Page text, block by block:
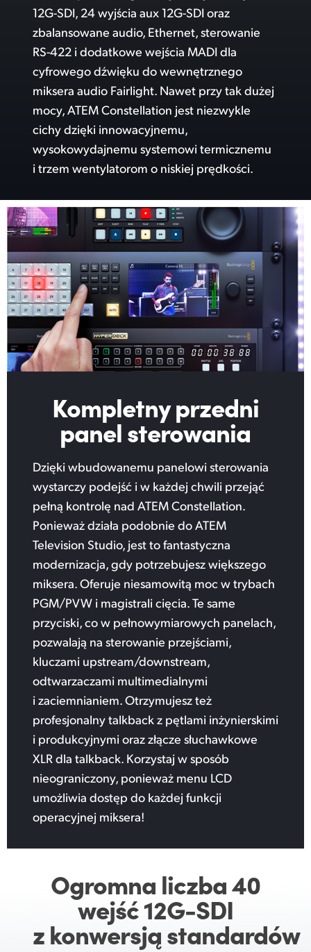
12G-SDI, 24 wyjścia aux 12G-SDI oraz
zbalansowane audio, Ethernet, sterowanie
RS-422 i dodatkowe wejścia MADI dla
cyfrowego dźwięku do wewnętrznego
miksera audio Fairlight. Nawet przy tak dużej
mocy, ATEM Constellation jest niezwykle
cichy dzięki innowacyjnemu,
wysokowydajnemu systemowi termicznemu
i trzem wentylatorom o niskiej prędkości.
Kompletnyprzedni
panel sterowania
Dzięki wbudowanemu panelowi sterowania
wystarczy podejść i w każdej chwili przejąć
pełną kontrolę nad ATEM Constellation.
Ponieważ działa podobnie do ATEM
Television Studio, jest to fantastyczna
modernizacja, gdy potrzebujesz większego
miksera. Oferuje niesamowitą moc w trybach
PGM/PVW i magistrali cięcia. Te same
przyciski, co w pełnowymiarowych panelach,
pozwalają na sterowanie przejściami,
kluczami upstream/downstream,
odtwarzaczami multimedialnymi
i zaciemnianiem. Otrzymujesz też
profesjonalny talkback z pętlami inżynierskimi
i produkcyjnymi oraz złącze słuchawkowe
XLR dla talkback. Korzystaj w sposób
nieograniczony, ponieważ menu LCD
umożliwia dostęp do każdej funkcji
operacyjnej miksera!
Ogromna liczba40
wejść12G-SDI
z konwersją standardów